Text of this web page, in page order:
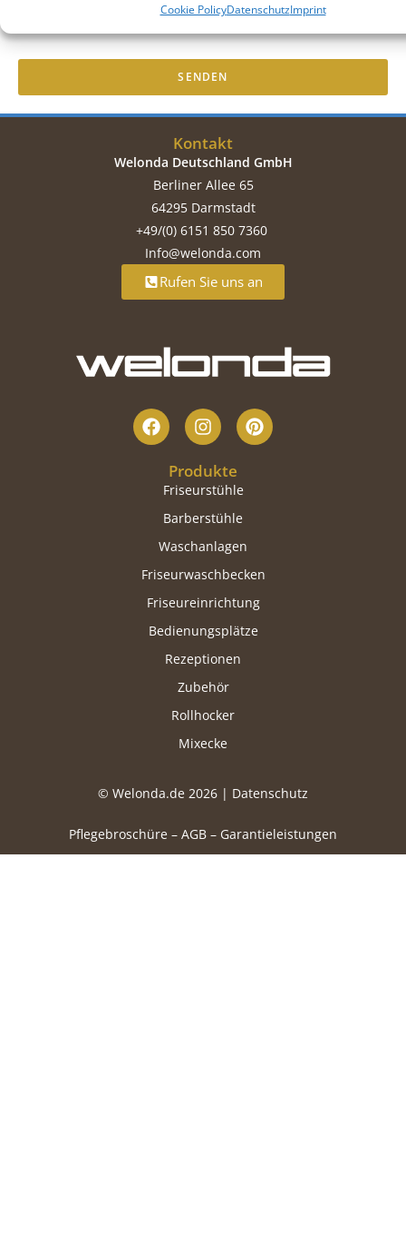
Cookie PolicyDatenschutzImprint
SENDEN
Kontakt
Welonda Deutschland GmbH
Berliner Allee 65
64295 Darmstadt
+49/(0) 6151 850 7360
Info@welonda.com
Rufen Sie uns an
Produkte
Friseurstühle
Barberstühle
Waschanlagen
Friseurwaschbecken
Friseureinrichtung
Bedienungsplätze
Rezeptionen
Zubehör
Rollhocker
Mixecke
© Welonda.de 2026 | Datenschutz
Pflegebroschüre – AGB – Garantieleistungen